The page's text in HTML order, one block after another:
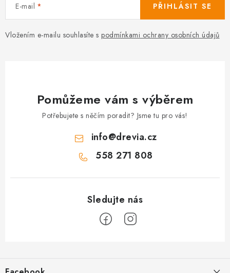
E-mail
Vložením e-mailu souhlasíte s podmínkami ochrany osobních údajů
PŘIHLÁSIT SE
Pomůžeme vám s výběrem
Potřebujete s něčím poradit? Jsme tu pro vás!
info@drevia.cz
558 271 808